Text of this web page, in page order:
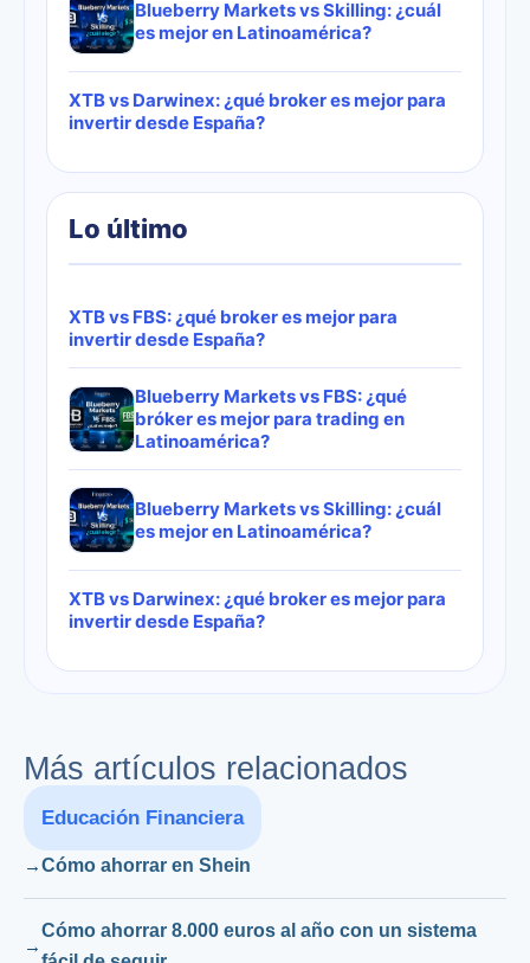
Blueberry Markets vs Skilling: ¿cuál
es mejor en Latinoamérica?
XTB vs Darwinex: ¿qué broker es mejor para
invertir desde España?
Lo último
XTB vs FBS: ¿qué broker es mejor para
invertir desde España?
Blueberry Markets vs FBS: ¿qué
bróker es mejor para trading en
Latinoamérica?
Blueberry Markets vs Skilling: ¿cuál
es mejor en Latinoamérica?
XTB vs Darwinex: ¿qué broker es mejor para
invertir desde España?
Más artículos relacionados
Educación Financiera
Cómo ahorrar en Shein
Cómo ahorrar 8.000 euros al año con un sistema